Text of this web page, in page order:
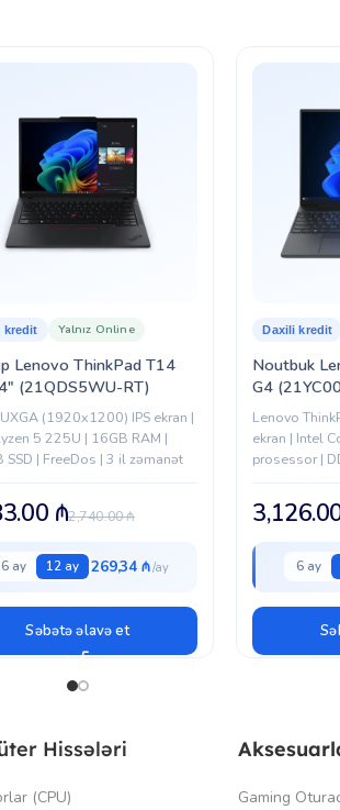
Xeyr
Qara
Lenovo
Lenovo ThinkPad T14
(21QDS5WU-RT)
kredit Yalnız Online
(1920x1200) IPS ekran |
5 225U | 16GB RAM |
SSD | FreeDos | 3 il zəmanət
2,740.00₼
₼
6 ay 12 ay 269,34 ₼
Səbətə əlavə et
Noutbuk
G4
Daxili kredit
Lenovo
ekran | Intel
prosessor |
6 ay
Hissələri
(CPU) Gaming